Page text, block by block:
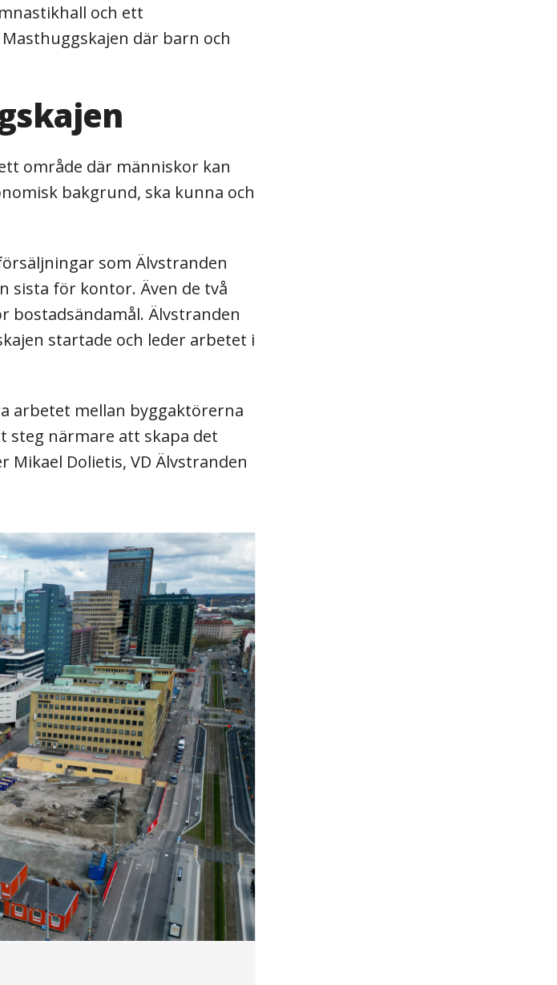
och ett
där barn och
område där människor kan
bakgrund, ska kunna och
som Älvstranden
sista för kontor. Även de två
bostadsändamål. Älvstranden
startade och leder arbetet i
arbetet mellan byggaktörerna
steg närmare att skapa det
Dolietis, VD Älvstranden